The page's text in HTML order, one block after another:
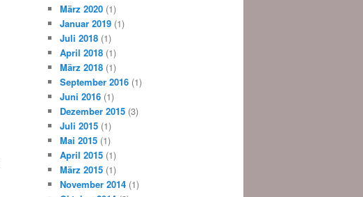
März 2020 (1)
Januar 2019 (1)
Juli 2018 (1)
April 2018 (1)
März 2018 (1)
September 2016 (1)
Juni 2016 (1)
Dezember 2015 (3)
Juli 2015 (1)
Mai 2015 (1)
April 2015 (1)
März 2015 (1)
November 2014 (1)